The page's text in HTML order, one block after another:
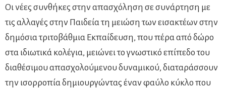
Οι νέες συνθήκες στην απασχόληση σε συνάρτηση με
τις αλλαγές στην Παιδεία τη μειώση των εισακτέων στην
δημόσια τριτοβάθμια Εκπαίδευση, που πέρα από δώρο
στα ιδιωτικά κολέγια, μειώνει το γνωστικό επίπεδο του
διαθέσιμου απασχολούμενου δυναμικού, διαταράσσουν
την ισορροπία δημιουργώντας έναν φαύλο κύκλο που